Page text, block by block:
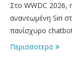
Στο WWDC 2026,
ανανεωμένη Siri
πανίσχυρο
Περισσοτερα